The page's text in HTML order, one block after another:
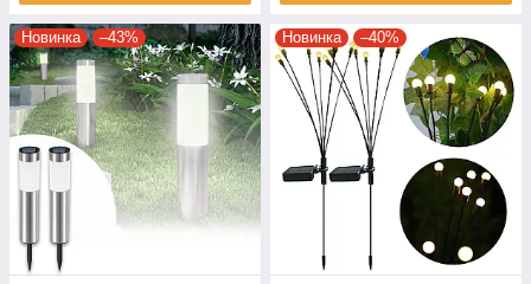
Новинка –43% Новинка –40%